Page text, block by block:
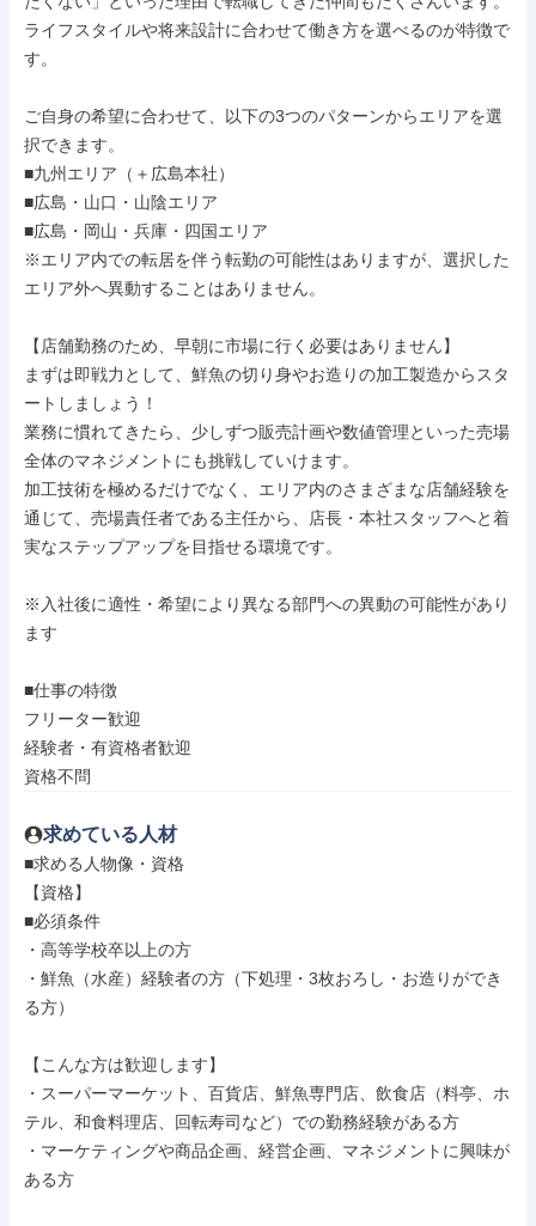
ライフスタイルや将来設計に合わせて働き方を選べるのが特徴で
す。
ご自身の希望に合わせて、以下の3つのパターンからエリアを選
択できます。
■九州エリア（＋広島本社）
■広島・山口・山陰エリア
■広島・岡山・兵庫・四国エリア
※エリア内での転居を伴う転勤の可能性はありますが、選択した
エリア外へ異動することはありません。
【店舗勤務のため、早朝に市場に行く必要はありません】
まずは即戦力として、鮮魚の切り身やお造りの加工製造からスタ
ートしましょう！
業務に慣れてきたら、少しずつ販売計画や数値管理といった売場
全体のマネジメントにも挑戦していけます。
加工技術を極めるだけでなく、エリア内のさまざまな店舗経験を
通じて、売場責任者である主任から、店長・本社スタッフへと着
実なステップアップを目指せる環境です。
※入社後に適性・希望により異なる部門への異動の可能性があり
ます
■仕事の特徴
フリーター歓迎
経験者・有資格者歓迎
資格不問
求めている人材
■求める人物像・資格
【資格】
■必須条件
・高等学校卒以上の方
・鮮魚（水産）経験者の方（下処理・3枚おろし・お造りができ
る方）
【こんな方は歓迎します】
・スーパーマーケット、百貨店、鮮魚専門店、飲食店（料亭、ホ
テル、和食料理店、回転寿司など）での勤務経験がある方
・マーケティングや商品企画、経営企画、マネジメントに興味が
ある方